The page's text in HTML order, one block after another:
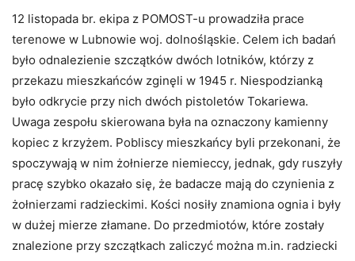
12 listopada br. ekipa z POMOST-u prowadziła prace
terenowe w Lubnowie woj. dolnośląskie. Celem ich badań
było odnalezienie szczątków dwóch lotników, którzy z
przekazu mieszkańców zginęli w 1945 r. Niespodzianką
było odkrycie przy nich dwóch pistoletów Tokariewa.
Uwaga zespołu skierowana była na oznaczony kamienny
kopiec z krzyżem. Pobliscy mieszkańcy byli przekonani, że
spoczywają w nim żołnierze niemieccy, jednak, gdy ruszyły
pracę szybko okazało się, że badacze mają do czynienia z
żołnierzami radzieckimi. Kości nosiły znamiona ognia i były
w dużej mierze złamane. Do przedmiotów, które zostały
znalezione przy szczątkach zaliczyć można m.in. radziecki